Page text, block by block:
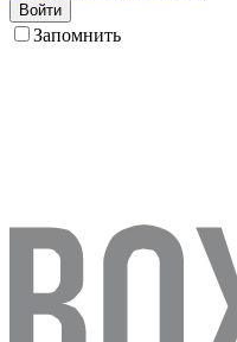
Войти
Запомнить